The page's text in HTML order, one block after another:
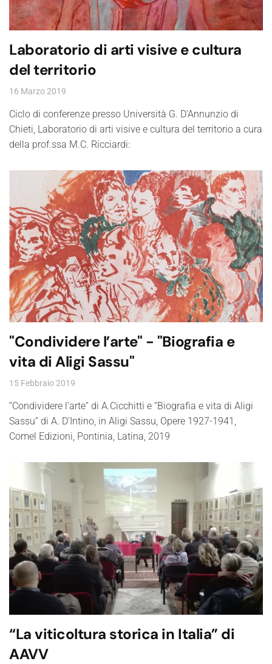
Laboratorio di arti visive e cultura
del territorio
16 Marzo 2019
Ciclo di conferenze presso Università G. D’Annunzio di
Chieti, Laboratorio di arti visive e cultura del territorio a cura
della prof.ssa M.C. Ricciardi:
"Condividere l’arte" - "Biografia e
vita di Aligi Sassu"
15 Febbraio 2019
“Condividere l’arte” di A.Cicchitti e “Biografia e vita di Aligi
Sassu” di A. D’Intino, in Aligi Sassu, Opere 1927-1941,
Comel Edizioni, Pontinia, Latina, 2019
“La viticoltura storica in Italia” di
AAVV